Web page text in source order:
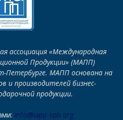
ассоциация «Международная
Продукции» (МАПП)
Петербурге. МАПП основана на
и производителей бизнес-
продукции.
info@iapp-spb.org